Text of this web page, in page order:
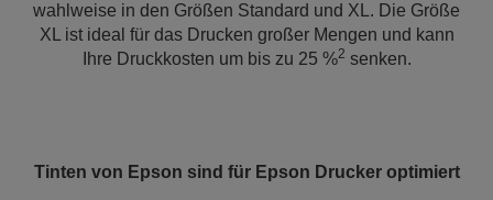
wahlweise in den Größen Standard und XL. Die Größe
XL ist ideal für das Drucken großer Mengen und kann
Ihre Druckkosten um bis zu 25 %2 senken.
Tinten von Epson sind für Epson Drucker optimiert